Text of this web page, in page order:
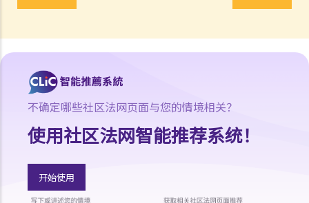
7. 如果地产代理同时代表卖方及买方（即本人），我可否支付较少的佣
情况将会怎样？
9. 如果我与某地产代理签订地产代理协议（表格4），而该代理向我介
方直接购入该单位，情况将会怎样？ 在这种情况下，阁下仍可能要支付
金。如有疑问，可向阁下的律师查询。
10. 如果我对受讬的地产代理的服务感到不满，可向谁投诉？
不确定哪些社区法网页面与您的情境相关？
使用社区法网智能推荐系统！
开始使用